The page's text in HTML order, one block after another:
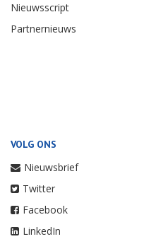
Nieuwsscript
Partnernieuws
VOLG ONS
Nieuwsbrief
Twitter
Facebook
LinkedIn